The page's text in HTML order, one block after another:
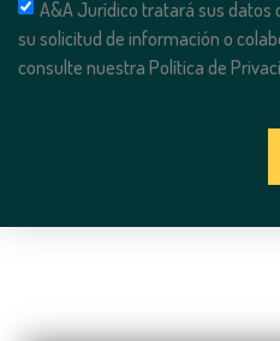
A&A Jurídico tratará sus datos
su solicitud de información o
consulte nuestra Política de